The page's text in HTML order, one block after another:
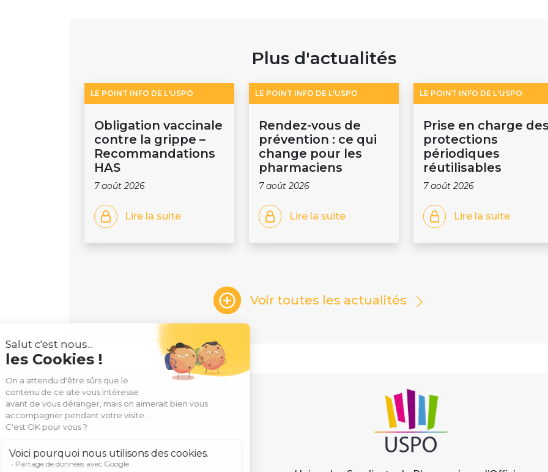
Plus d'actualités
LE POINT INFO DE L'USPO
Obligation vaccinale
contre la grippe –
Recommandations
HAS
7 août 2026
Lire la suite
LE POINT INFO DE L'USPO
Rendez-vous de
prévention : ce qui
change pour les
pharmaciens
7 août 2026
Lire la suite
LE POINT INFO DE L'USPO
Prise en charge
protections
périodiques
réutilisables
7 août 2026
Lire la suite
Voir toutes les actualités